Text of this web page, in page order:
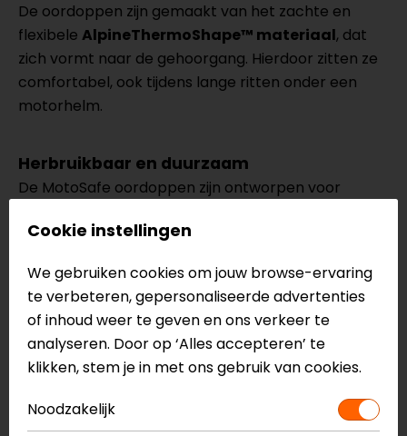
De oordoppen zijn gemaakt van het zachte en
flexibele AlpineThermoShape™ materiaal, dat
zich vormt naar de gehoorgang. Hierdoor zitten ze
comfortabel, ook tijdens lange ritten onder een
motorhelm.
Herbruikbaar en duurzaam
De MotoSafe oordoppen zijn ontworpen voor
gereinigd. Hierdoor zijn ze een duurzame keuze voor
Inclusief handig opbergdoosje
De Duo Pack wordt geleverd met een compact
opbergdoosje, zodat je de oordoppen eenvoudig
je ze niet gebruikt.
Cookie instellingen
We gebruiken cookies om jouw browse-ervaring
te verbeteren, gepersonaliseerde advertenties
of inhoud weer te geven en ons verkeer te
analyseren. Door op ‘Alles accepteren’ te
klikken, stem je in met ons gebruik van cookies.
Noodzakelijk